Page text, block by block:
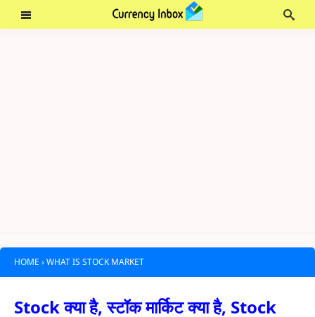
HOME › WHAT IS STOCK MARKET
Stock क्या है, स्टॉक मार्किट क्या है, Stock